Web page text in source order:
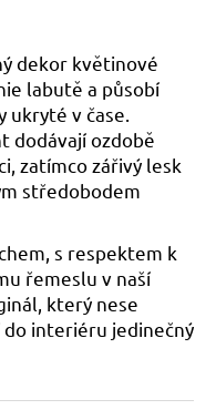
dekor květinové
labutě a působí
ukryté v čase.
dodávají ozdobě
zatímco zářivý lesk
středobodem
s respektem k
řemeslu v naší
který nese
interiéru jedinečný